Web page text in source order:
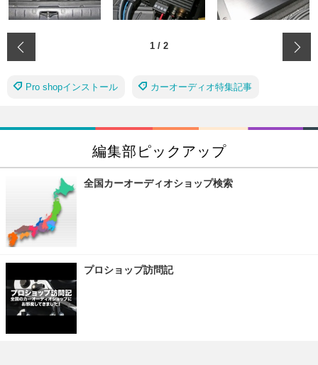
1 / 2
Pro shopインストール カーオーディオ特集記事
編集部ピックアップ
全国カーオーディオショップ検索
プロショップ訪問記